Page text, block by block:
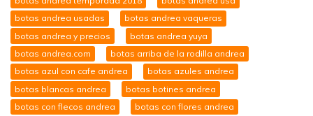
botas andrea usadas
botas andrea vaqueras
botas andrea y precios
botas andrea yuya
botas andrea.com
botas arriba de la rodilla andrea
botas azul con cafe andrea
botas azules andrea
botas blancas andrea
botas botines andrea
botas con flecos andrea
botas con flores andrea